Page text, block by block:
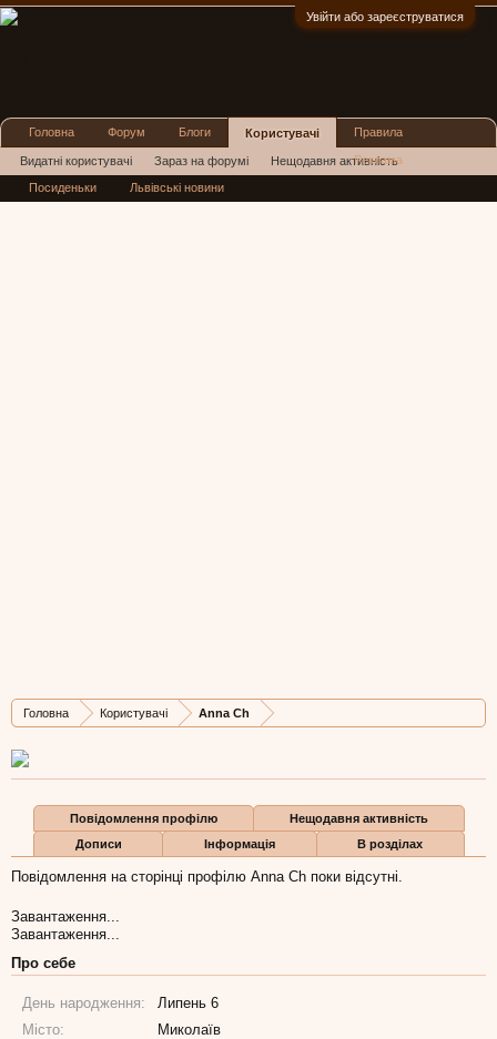
Увійти або зареєструватися
Головна Користувачі Anna Ch
Дописів
3
Карма
0
Бали
0
Повідомлення профілю
Нещодавня активність
Дописи
Інформація В розділах
Повідомлення на сторінці профілю Anna Ch поки відсутні.
Завантаження...
Завантаження...
Про себе
День народження:
Липень 6
Місто:
Миколаїв
Головна Форум Блоги Користувачі
Видатні користувачі Зараз на форумі Нещодавня активність
Нові повідомлення профілю
Правила
Реклама
Посиденьки Львівські новини